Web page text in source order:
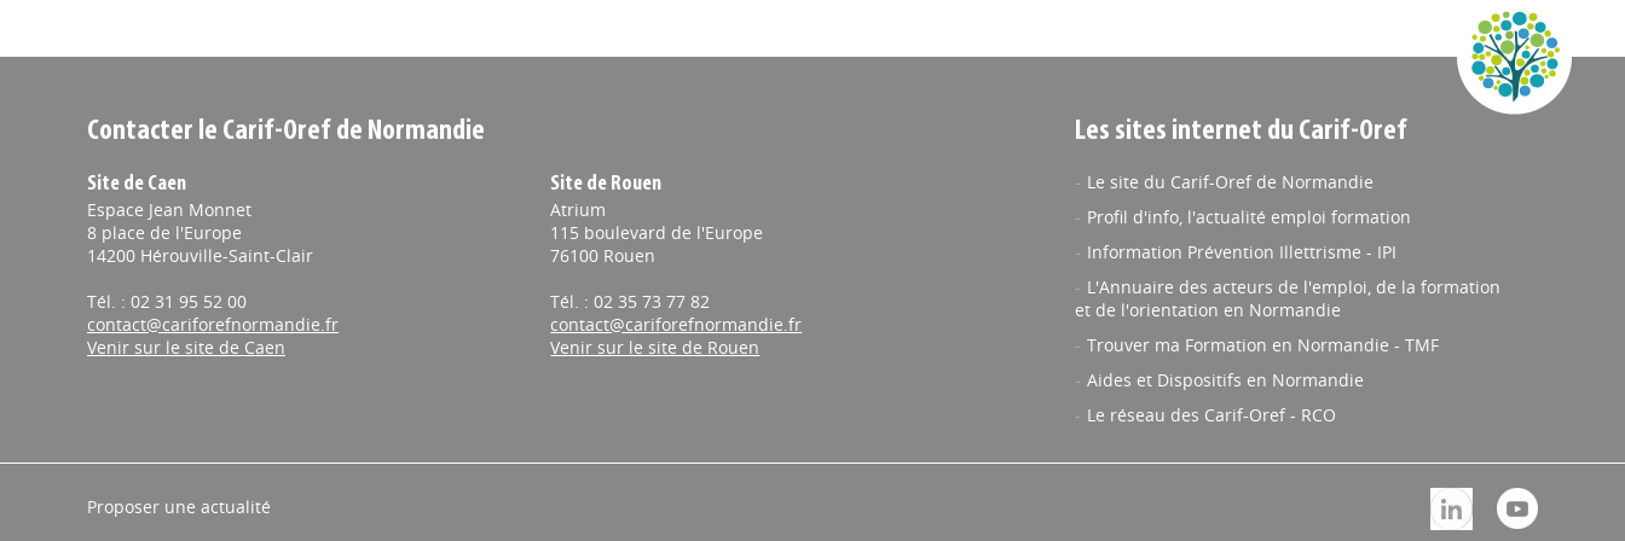
Normandurable, le Festival des métiers et des formations
Agence Régionale de l’Orientation et des Métiers de Normandie
Normandurable" , le premier évènement régional sur l'impact
des transitions sur les métiers et les formations de demain.
l'emploi local en Normandie
Contacter le Carif-Oref de Normandie
Site de Caen
Espace Jean Monnet
8 place de l'Europe
14200 Hérouville-Saint-Clair
Tél. : 02 31 95 52 00
contact@cariforefnormandie.fr
Venir sur le site de Caen
Site de Rouen
Atrium
115 boulevard de l'Europe
76100 Rouen
Tél. : 02 35 73 77 82
contact@cariforefnormandie.fr
Venir sur le site de Rouen
Les sites internet du Carif-Oref
Le site du Carif-Oref de Normandie
Profil d'info, l'actualité emploi formation
Information Prévention Illettrisme - IPI
L'Annuaire des acteurs de l'emploi, de la formation
et de l'orientation en Normandie
Trouver ma Formation en Normandie - TMF
Aides et Dispositifs en Normandie
Le réseau des Carif-Oref - RCO
Proposer une actualité